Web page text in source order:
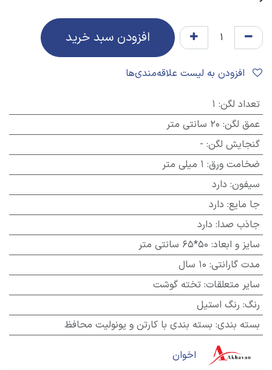
افزودن سبد خرید
تعداد لگن:
1
عمق لگن: 20 سانتی متر
گنجایش لگن:
-
ضخامت ورق: 1 میلی متر
سیفون: دارد
جا مایع: دارد
جاذب صدا: دارد
سایز و ابعاد: 50*65 سانتی متر
مدت گارانتی: 10 سال
سایر متعلقات: تخته گوشت
رنگ: رنگ استیل
بسته بندی: بسته بندی با کارتن و یونولیت محافظ
اخوان